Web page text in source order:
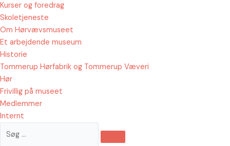
Kurser og foredrag
Skoletjeneste
Om Hørvævsmuseet
Et arbejdende museum
Historie
Tommerup Hørfabrik og Tommerup Væveri
Hør
Frivillig på museet
Medlemmer
Internt